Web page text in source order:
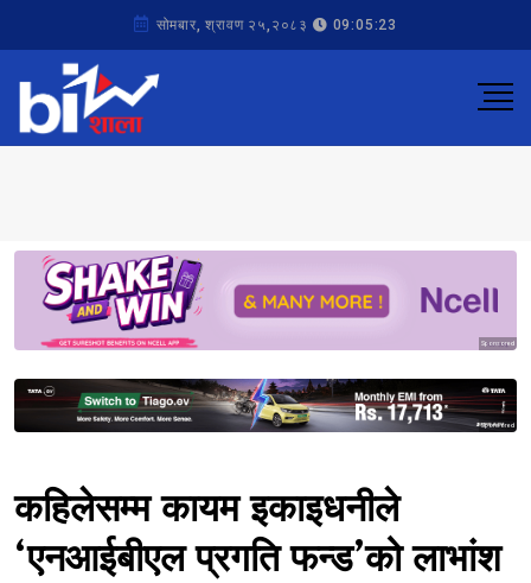
सोमबार, श्रावण २५,२०८३ 09:05:23
Sponsored
Sponsored
कहिलेसम्म कायम इकाइधनीले
‘एनआईबीएल प्रगति फन्ड’को लाभांश